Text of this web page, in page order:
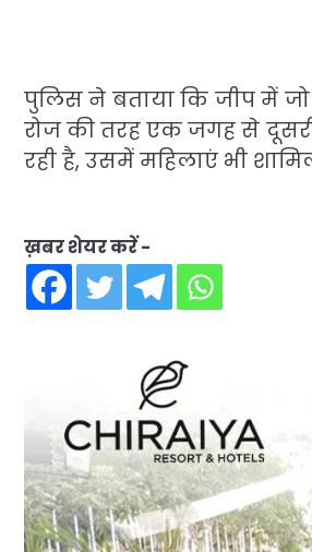
पुलिस ने बताया कि जीप में
रोज की तरह एक जगह से
रही है, उसमें महिलाएं भी
ख़बर शेयर करें -